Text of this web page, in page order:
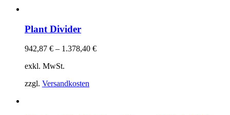
Plant Divider
942,87 € – 1.378,40 €
exkl. MwSt.
zzgl. Versandkosten